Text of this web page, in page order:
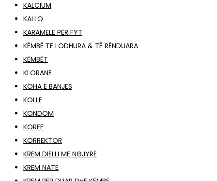
KALCIUM
KALLO
KARAMELE PËR FYT
KËMBË TË LODHURA & TË RËNDUARA
KËMBËT
KLORANE
KOHA E BANJËS
KOLLË
KONDOM
KORFF
KORREKTOR
KREM DIELLI ME NGJYRË
KREM NATE